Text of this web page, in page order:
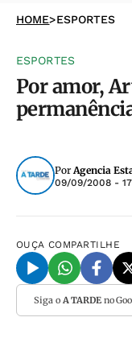
HOME>ESPORTES
ESPORTES
Por amor,
PorAgencia
09/09/2008 -
OUÇA COMPARTILHE
Siga o A TARDEno